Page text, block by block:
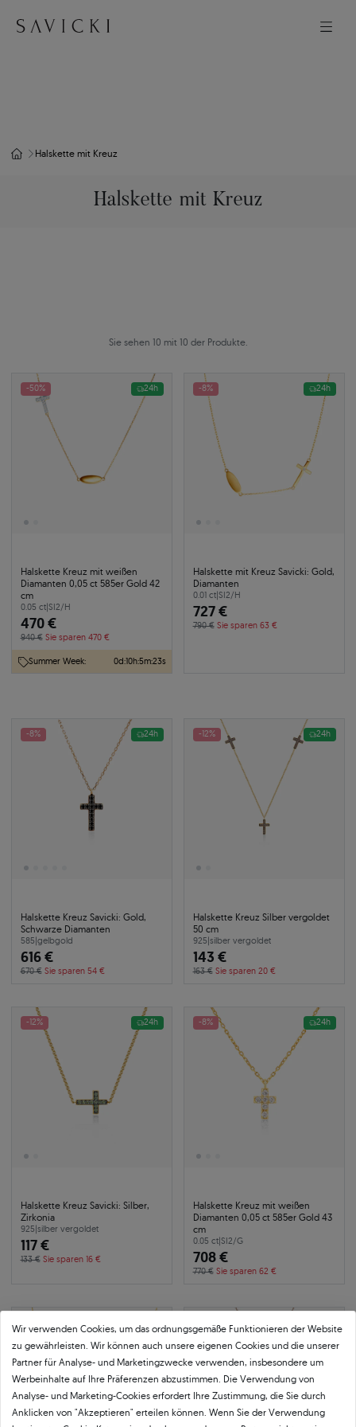
Halskette mit Kreuz
Halskette mit Kreuz
Sie sehen 10 mit 10 der Produkte.
-50% 24h
Halskette Kreuz mit weißen
Diamanten 0,05 ct 585er Gold 42
cm
0.05 ct|SI2/H
470 €
940 € Sie sparen 470 €
Summer Week: 0d:10h:5m:23s
-8% 24h
Halskette mit Kreuz Savicki: Gold,
Diamanten
0.01 ct|SI2/H
727 €
790 € Sie sparen 63 €
-8% 24h
Halskette Kreuz Savicki: Gold,
Schwarze Diamanten
585|gelbgold
616 €
670 € Sie sparen 54 €
-12% 24h
Halskette Kreuz Silber vergoldet
50 cm
925|silber vergoldet
143 €
163 € Sie sparen 20 €
-12% 24h
Halskette Kreuz Savicki: Silber,
Zirkonia
925|silber vergoldet
117 €
133 € Sie sparen 16 €
-8% 24h
Halskette Kreuz mit weißen
Diamanten 0,05 ct 585er Gold 43
cm
0.05 ct|SI2/G
708 €
770 € Sie sparen 62 €
Wir verwenden Cookies, um das ordnungsgemäße Funktionieren der Website
zu gewährleisten. Wir können auch unsere eigenen Cookies und die unserer
Partner für Analyse- und Marketingzwecke verwenden, insbesondere um
Werbeinhalte auf Ihre Präferenzen abzustimmen. Die Verwendung von
Analyse- und Marketing-Cookies erfordert Ihre Zustimmung, die Sie durch
Anklicken von "Akzeptieren" erteilen können. Wenn Sie der Verwendung